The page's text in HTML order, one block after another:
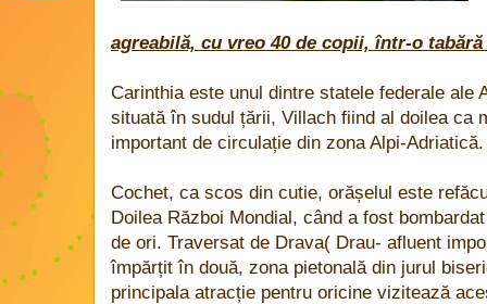
agreabilă, cu vreo 40 de copii, într-o
Carinthia este unul dintre statele federale ale
situată în sudul țării, Villach fiind al doilea ca
important de circulație din zona Alpi-Adriatică.
Cochet, ca scos din cutie, orășelul este
Doilea Război Mondial, când a fost
de ori. Traversat de Drava( Drau- afluent
împărțit în două, zona pietonală din jurul
principala atracție pentru oricine vizitează